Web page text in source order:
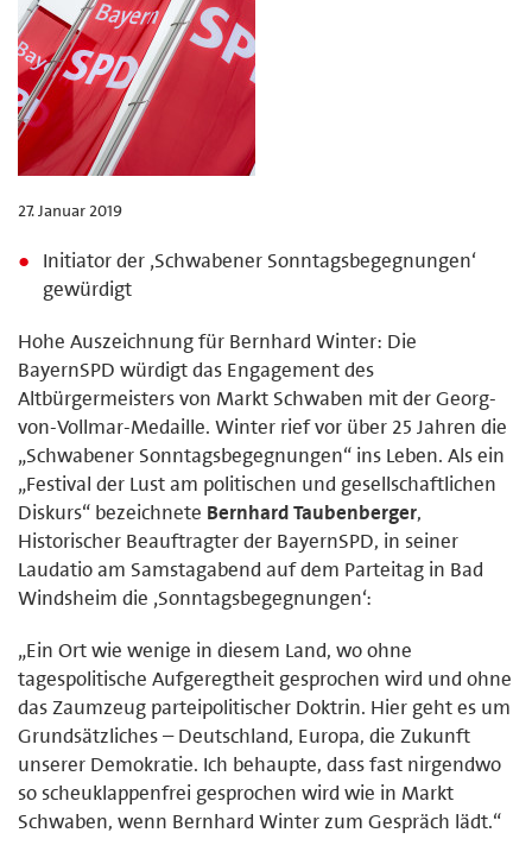
27. Januar 2019
Initiator der ‚Schwabener Sonntagsbegegnungen‘
gewürdigt
Hohe Auszeichnung für Bernhard Winter: Die
BayernSPD würdigt das Engagement des
Altbürgermeisters von Markt Schwaben mit der Georg-
von-Vollmar-Medaille. Winter rief vor über 25 Jahren die
„Schwabener Sonntagsbegegnungen“ ins Leben. Als ein
„Festival der Lust am politischen und gesellschaftlichen
Diskurs“ bezeichnete Bernhard Taubenberger,
Historischer Beauftragter der BayernSPD, in seiner
Laudatio am Samstagabend auf dem Parteitag in Bad
Windsheim die ‚Sonntagsbegegnungen‘:
„Ein Ort wie wenige in diesem Land, wo ohne
tagespolitische Aufgeregtheit gesprochen wird und ohne
das Zaumzeug parteipolitischer Doktrin. Hier geht es um
Grundsätzliches – Deutschland, Europa, die Zukunft
unserer Demokratie. Ich behaupte, dass fast nirgendwo
so scheuklappenfrei gesprochen wird wie in Markt
Schwaben, wenn Bernhard Winter zum Gespräch lädt.“